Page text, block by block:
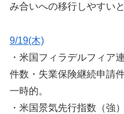
み合いへの移行しやすい
9/19(木)
・米国フィラデルフィア
件数・失業保険継続申請
一時的。
・米国景気先行指数（強